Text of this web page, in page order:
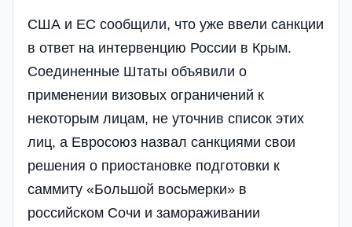
США и ЕС сообщили, что уже ввели санкции
в ответ на интервенцию России в Крым.
Соединенные Штаты объявили о
применении визовых ограничений к
некоторым лицам, не уточнив список этих
лиц, а Евросоюз назвал санкциями свои
решения о приостановке подготовки к
саммиту «Большой восьмерки» в
российском Сочи и замораживании